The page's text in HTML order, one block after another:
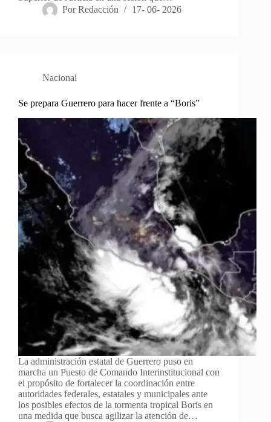
Por Redacción 17- 06- 2026
Nacional
Se prepara Guerrero para hacer frente a “Boris”
La administración estatal de Guerrero puso en
marcha un Puesto de Comando Interinstitucional con
el propósito de fortalecer la coordinación entre
autoridades federales, estatales y municipales ante
los posibles efectos de la tormenta tropical Boris en
una medida que busca agilizar la atención de…